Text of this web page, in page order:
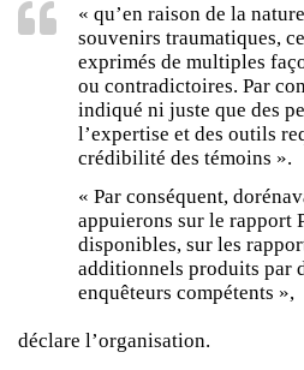
« qu’en raison de la
souvenirs traumatiques,
exprimés de multiples
ou contradictoires. Par
indiqué ni juste que des
l’expertise et des outils
crédibilité des témoins ».
« Par conséquent,
appuierons sur le rapport
disponibles, sur les
additionnels produits par
enquêteurs compétents »,
déclare l’organisation.